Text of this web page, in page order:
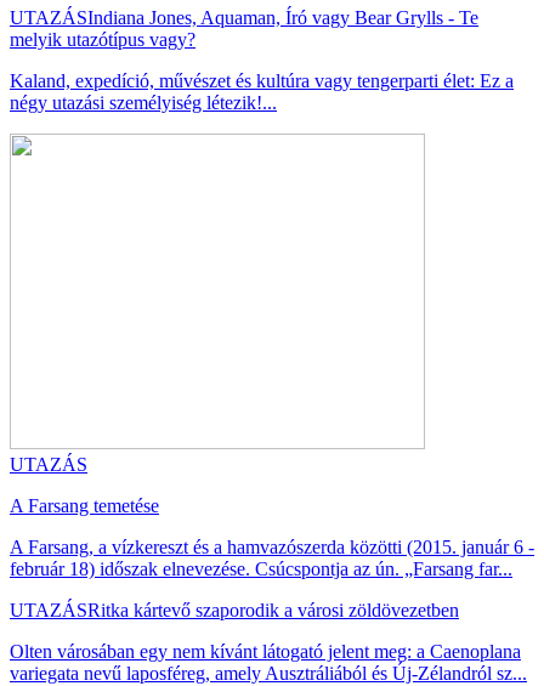
UTAZÁSIndiana Jones, Aquaman, Író vagy Bear Grylls - Te
melyik utazótípus vagy?
Kaland, expedíció, művészet és kultúra vagy tengerparti élet: Ez a
négy utazási személyiség létezik!...
UTAZÁS
A Farsang temetése
A Farsang, a vízkereszt és a hamvazószerda közötti (2015. január 6 -
február 18) időszak elnevezése. Csúcspontja az ún. „Farsang far...
UTAZÁSRitka kártevő szaporodik a városi zöldövezetben
Olten városában egy nem kívánt látogató jelent meg: a Caenoplana
variegata nevű laposféreg, amely Ausztráliából és Új-Zélandról sz...